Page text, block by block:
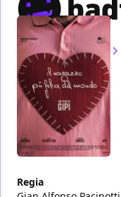
Home Film
Regia